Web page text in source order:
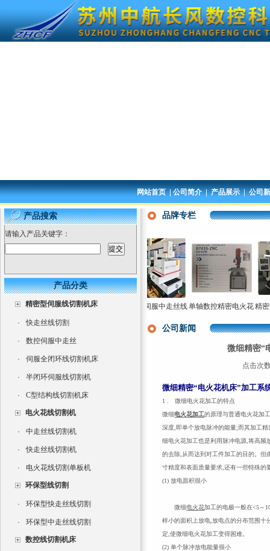
网站首页|公司简介|产品展示|公司
产品搜索
请输入产品关键字：
产品分类
精密型伺服线切割机床
· 快走丝线切割
· 数控伺服中走丝
· 伺服全闭环线切割机床
· 半闭环伺服线切割机
· C型结构线切割机床
电火花线切割机
· 中走丝线切割机
· 快走丝线切割机
· 电火花线切割单板机
环保型线切割
· 环保型快走丝线切割
· 环保型中走丝线切割
数控线切割机床
品牌专栏
控电火花成型单轴数控精密火花机
智能型伺服中走丝线单轴数控精密电火花
机床
精密
公司新闻
微细精密“
点击次
微细精密“电火花机床”加工系
1 . 微细电火花加工的特点
微细电火花加工的原理与普通电火花加
深度,即单个放电脉冲的能量;而其加工
细电火花加工也是利用脉冲电源,将高频
的去除,从而达到对工件加工的目的。但
寸精度和表面质量要求,还有一些特殊
(1) 放电面积很小
微细电火花加工的电极一般在<5～
样小的面积上放电,放电点的分布范围
定,使微细电火花加工变得困难。
(2) 单个脉冲放电能量很小